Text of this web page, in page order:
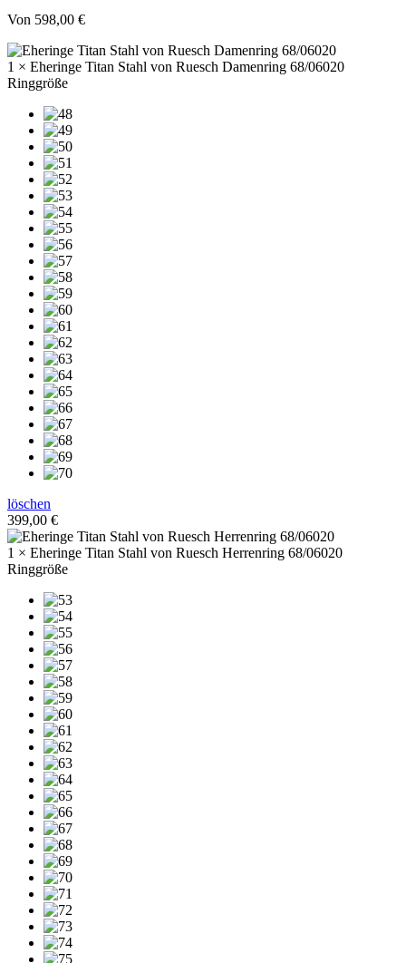
Von 598,00 €
1 × Eheringe Titan Stahl von Ruesch Damenring 68/06020
Ringgröße
löschen
399,00 €
1 × Eheringe Titan Stahl von Ruesch Herrenring 68/06020
Ringgröße